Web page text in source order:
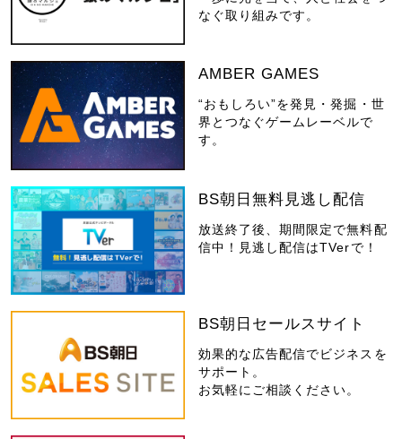
なぐ取り組みです。
AMBER GAMES
“おもしろい”を発見・発掘・世
界とつなぐゲームレーベルで
す。
BS朝日無料見逃し配信
放送終了後、期間限定で無料配
信中！見逃し配信はTVerで！
BS朝日セールスサイト
効果的な広告配信でビジネスを
サポート。
お気軽にご相談ください。